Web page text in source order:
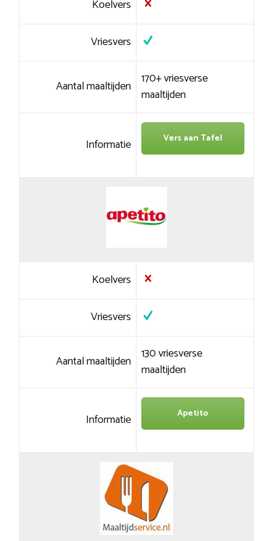
Koelvers
Vriesvers
Aantal maaltijden 170+ vriesverse
maaltijden
Informatie Vers aan Tafel
Koelvers
Vriesvers
Aantal maaltijden 130 vriesverse
maaltijden
Informatie Apetito